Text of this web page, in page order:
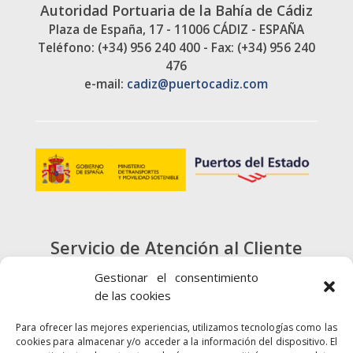
Gestionar el consentimiento
de las cookies
Para ofrecer las mejores experiencias, utilizamos tecnologías como las
cookies para almacenar y/o acceder a la información del dispositivo. El
Autoridad Portuaria de la Bahía de Cádiz
Plaza de España, 17 - 11006 CÁDIZ - ESPAÑA
Teléfono: (+34) 956 240 400 - Fax: (+34) 956 240
476
e-mail: cadiz@puertocadiz.com
Servicio de Atención al Cliente
900 720 415
CONTACTO